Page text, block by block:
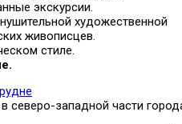
экскурсии.
художественной
живописцев.
стиле.
северо-западной части